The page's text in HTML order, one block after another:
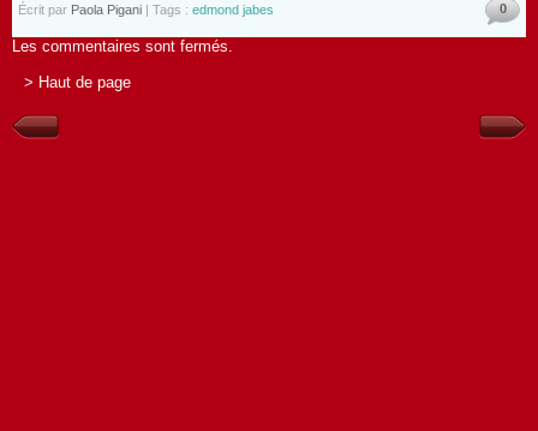
Écrit par Paola Pigani | Tags : edmond jabes 0
Les commentaires sont fermés.
> Haut de page